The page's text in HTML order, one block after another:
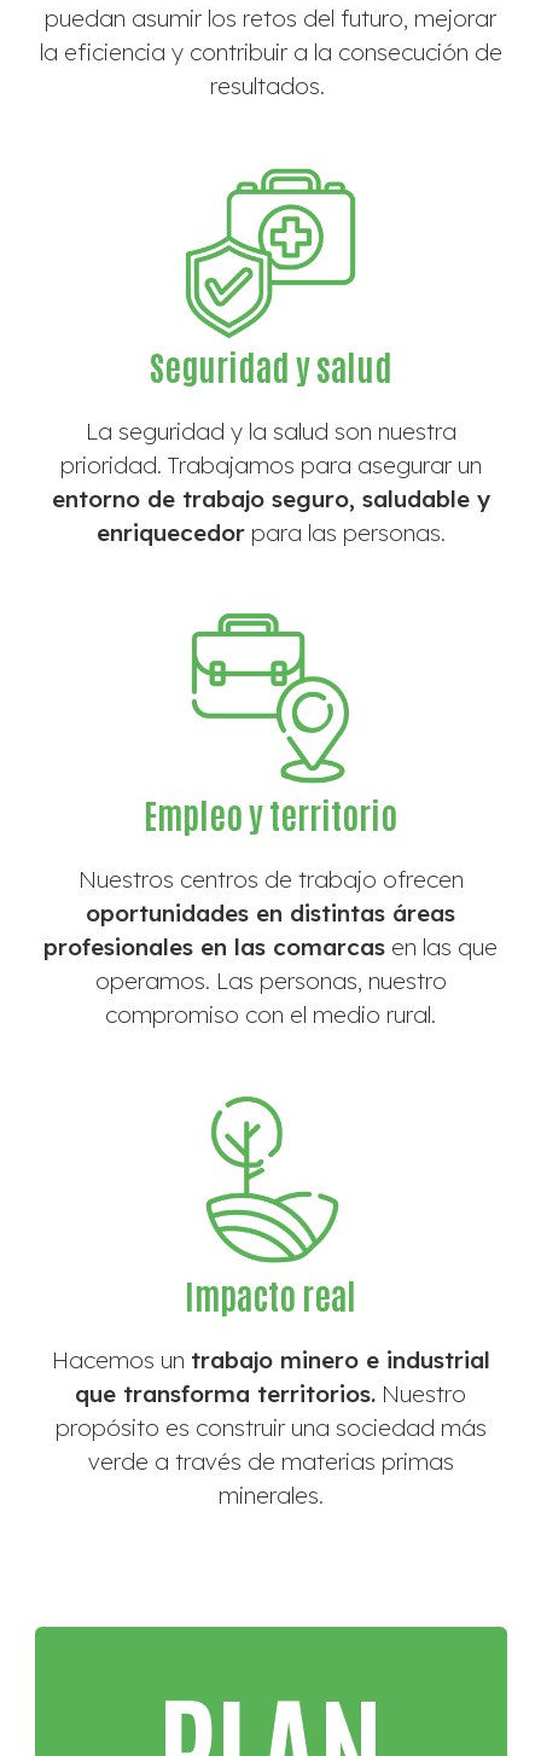
puedan asumir los retos del futuro, mejorar
la eficiencia y contribuir a la consecución de
resultados.
Seguridad y salud
La seguridad y la salud son nuestra
prioridad. Trabajamos para asegurar un
entorno de trabajo seguro, saludable y
enriquecedorpara las personas.
Empleo y territorio
Nuestros centros de trabajo ofrecen
oportunidades en distintas áreas
profesionales en las comarcas en las que
operamos. Las personas, nuestro
compromiso con el medio rural.
Impacto real
Hacemos un trabajo minero e industrial
que transforma territorios. Nuestro
propósito es construir una sociedad más
verde a través de materias primas
minerales.